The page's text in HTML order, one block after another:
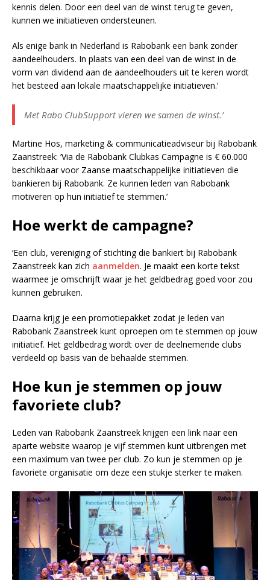
kennis delen. Door een deel van de winst terug te geven,
kunnen we initiatieven ondersteunen.
Als enige bank in Nederland is Rabobank een bank zonder
aandeelhouders. In plaats van een deel van de winst in de
vorm van dividend aan de aandeelhouders uit te keren wordt
het besteed aan lokale maatschappelijke initiatieven.’
Met Rabo ClubSupport vieren we samen de winst.’
Martine Hos, marketing & communicatieadviseur bij Rabobank
Zaanstreek: ‘Via de Rabobank Clubkas Campagne is € 60.000
beschikbaar voor Zaanse maatschappelijke initiatieven die
bankieren bij Rabobank. Ze kunnen leden van Rabobank
motiveren op hun initiatief te stemmen.’
Hoe werkt de campagne?
‘Een club, vereniging of stichting die bankiert bij Rabobank
Zaanstreek kan zich aanmelden. Je maakt een korte tekst
waarmee je omschrijft waar je het geldbedrag goed voor zou
kunnen gebruiken.
Daarna krijg je een promotiepakket zodat je leden van
Rabobank Zaanstreek kunt oproepen om te stemmen op jouw
initiatief. Het geldbedrag wordt over de deelnemende clubs
verdeeld op basis van de behaalde stemmen.
Hoe kun je stemmen op jouw
favoriete club?
Leden van Rabobank Zaanstreek krijgen een link naar een
aparte website waarop je vijf stemmen kunt uitbrengen met
een maximum van twee per club. Zo kun je stemmen op je
favoriete organisatie om deze een stukje sterker te maken.